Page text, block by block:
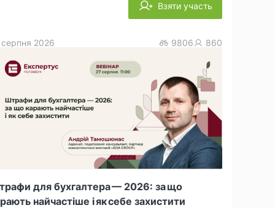
Взяти участь
для бухгалтера — 2026: за що
найчастіше і як себе захистити
2026 9806 860